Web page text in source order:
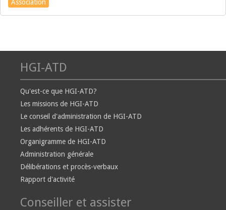
Association
HGI-ATD
Qu'est-ce que HGI-ATD?
Les missions de HGI-ATD
Le conseil d'administration de HGI-ATD
Les adhérents de HGI-ATD
Organigramme de HGI-ATD
Administration générale
Délibérations et procès-verbaux
Rapport d'activité
Conseiller et assister